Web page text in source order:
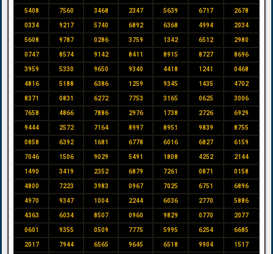
5408 7560 3468 2347 5639 6717 2678
0334 9217 5740 6892 6368 4994 2034
5608 9787 0286 3759 1342 6512 2980
0747 8574 9142 8411 8915 8727 8696
3959 5330 9650 9340 4418 1241 0468
4816 5188 6386 1259 9345 1435 4702
8371 0831 6272 7753 3165 0625 3006
7658 4866 7886 2976 1738 2726 6929
9444 2572 7164 8997 8951 9839 8755
0858 6392 1681 6778 6016 6827 6159
7046 1506 9029 5491 1808 4252 2144
1490 3419 2352 6879 7261 0871 0158
4800 7223 3983 0967 7025 6751 6896
4970 9347 1004 2244 6036 2770 5886
4363 6034 8507 0960 9829 0770 2077
0601 9355 0509 7775 5995 6254 6685
2017 7944 6565 9645 6518 9904 1517